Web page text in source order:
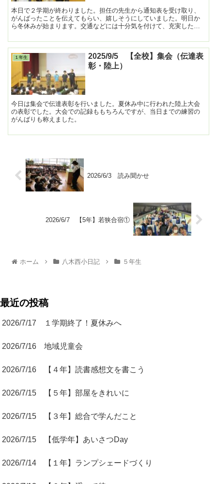
本日で２学期が終わりました。担任の先生から通知表を受け取り、
がんばったことを伝えてもらい、嬉しそうにしていました。明日か
ら冬休みが始まります。交通などには十分気を付けて、充実した冬
１年生
2025/9/5 【全校】集会（伝達表
彰・陸上）
今日は集会で伝達表彰を行いました。夏休み中に行われた陸上大会
の表彰でした。大会での記録ももちろんですが、当日までの練習の
がんばりも称えました。
2026/6/3 読み聞かせ
2026/6/7 【5年】若狭合宿①
ホーム 八木西小日記 ５年生
最近の投稿
2026/7/17 １学期終了！夏休みへ
2026/7/16 地域児童会
2026/7/16 【４年】読書感想文を書こう
2026/7/15 【５年】部屋をきれいに
2026/7/15 【３年】総合で学んだこと
2026/7/15 【低学年】あいさつDay
2026/7/14 【１年】ランプシェードづくり